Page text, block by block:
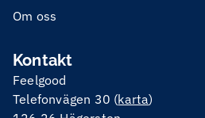
Om oss
Kontakt
Feelgood
Telefonvägen 30 (karta)